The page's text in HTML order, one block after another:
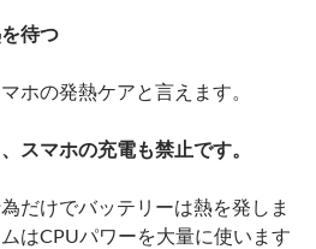
待つ
ホの発熱ケアと言えます。
スマホの充電も禁止です。
だけでバッテリーは熱を発しま
はCPUパワーを大量に使います